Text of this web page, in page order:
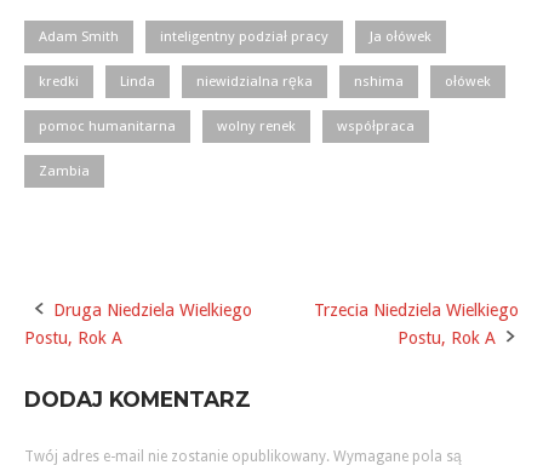
Adam Smith inteligentny podział pracy Ja ołówek
kredki Linda niewidzialna ręka nshima ołówek
pomoc humanitarna wolny renek współpraca
Zambia
Post
Druga Niedziela Wielkiego
Postu, Rok A
Trzecia Niedziela Wielkiego
Postu, Rok A
DODAJ KOMENTARZ
Twój adres e-mail nie zostanie opublikowany. Wymagane pola są